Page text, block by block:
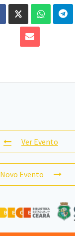
Ver Evento
Novo Evento